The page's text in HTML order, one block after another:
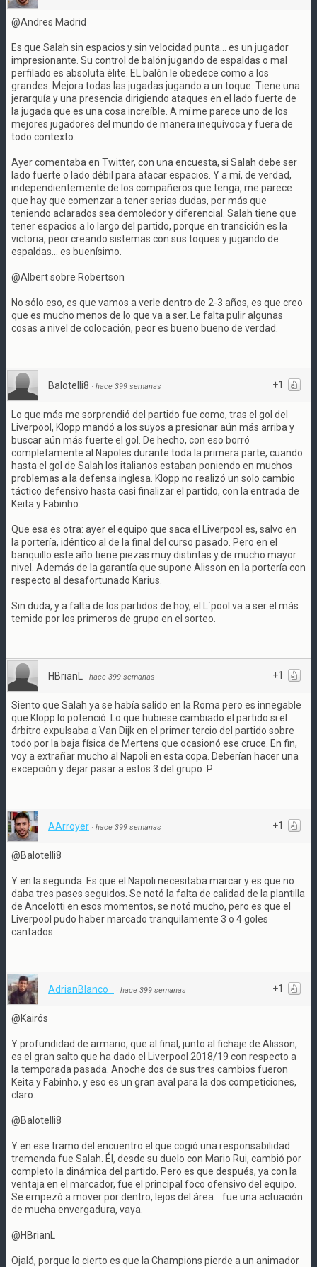
@Andres Madrid
Es que Salah sin espacios y sin velocidad punta... es un jugador
impresionante. Su control de balón jugando de espaldas o mal
perfilado es absoluta élite. EL balón le obedece como a los
grandes. Mejora todas las jugadas jugando a un toque. Tiene una
jerarquía y una presencia dirigiendo ataques en el lado fuerte de
la jugada que es una cosa increíble. A mí me parece uno de los
mejores jugadores del mundo de manera inequívoca y fuera de
todo contexto.
Ayer comentaba en Twitter, con una encuesta, si Salah debe ser
lado fuerte o lado débil para atacar espacios. Y a mí, de verdad,
independientemente de los compañeros que tenga, me parece
que hay que comenzar a tener serias dudas, por más que
teniendo aclarados sea demoledor y diferencial. Salah tiene que
tener espacios a lo largo del partido, porque en transición es la
victoria, peor creando sistemas con sus toques y jugando de
espaldas... es buenísimo.
@Albert sobre Robertson
No sólo eso, es que vamos a verle dentro de 2-3 años, es que creo
que es mucho menos de lo que va a ser. Le falta pulir algunas
cosas a nivel de colocación, peor es bueno bueno de verdad.
+1
Balotelli8 · hace 399 semanas
Lo que más me sorprendió del partido fue como, tras el gol del
Liverpool, Klopp mandó a los suyos a presionar aún más arriba y
buscar aún más fuerte el gol. De hecho, con eso borró
completamente al Napoles durante toda la primera parte, cuando
hasta el gol de Salah los italianos estaban poniendo en muchos
problemas a la defensa inglesa. Klopp no realizó un solo cambio
táctico defensivo hasta casi finalizar el partido, con la entrada de
Keita y Fabinho.
Que esa es otra: ayer el equipo que saca el Liverpool es, salvo en
la portería, idéntico al de la final del curso pasado. Pero en el
banquillo este año tiene piezas muy distintas y de mucho mayor
nivel. Además de la garantía que supone Alisson en la portería con
respecto al desafortunado Karius.
Sin duda, y a falta de los partidos de hoy, el L´pool va a ser el más
temido por los primeros de grupo en el sorteo.
+1
HBrianL · hace 399 semanas
Siento que Salah ya se había salido en la Roma pero es innegable
que Klopp lo potenció. Lo que hubiese cambiado el partido si el
árbitro expulsaba a Van Dijk en el primer tercio del partido sobre
todo por la baja física de Mertens que ocasionó ese cruce. En fin,
voy a extrañar mucho al Napoli en esta copa. Deberían hacer una
excepción y dejar pasar a estos 3 del grupo :P
+1
AArroyer · hace 399 semanas
@Balotelli8
Y en la segunda. Es que el Napoli necesitaba marcar y es que no
daba tres pases seguidos. Se notó la falta de calidad de la plantilla
de Ancelotti en esos momentos, se notó mucho, pero es que el
Liverpool pudo haber marcado tranquilamente 3 o 4 goles
cantados.
+1
AdrianBlanco_ · hace 399 semanas
@Kairós
Y profundidad de armario, que al final, junto al fichaje de Alisson,
es el gran salto que ha dado el Liverpool 2018/19 con respecto a
la temporada pasada. Anoche dos de sus tres cambios fueron
Keita y Fabinho, y eso es un gran aval para la dos competiciones,
claro.
@Balotelli8
Y en ese tramo del encuentro el que cogió una responsabilidad
tremenda fue Salah. Él, desde su duelo con Mario Rui, cambió por
completo la dinámica del partido. Pero es que después, ya con la
ventaja en el marcador, fue el principal foco ofensivo del equipo.
Se empezó a mover por dentro, lejos del área... fue una actuación
de mucha envergadura, vaya.
@HBrianL
Ojalá, porque lo cierto es que la Champions pierde a un animador